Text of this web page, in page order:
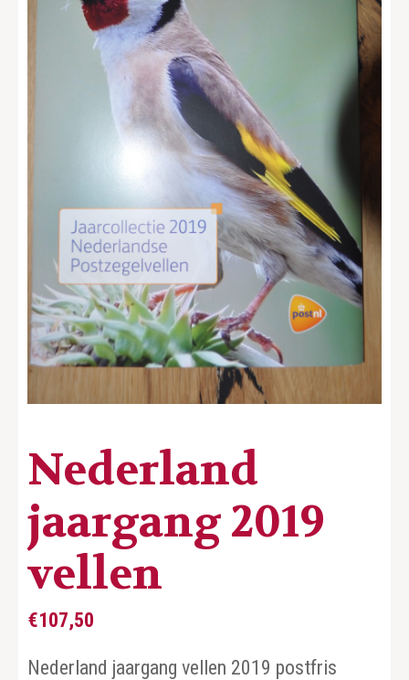
Nederland
jaargang 2019
vellen
€107,50
Nederland jaargang vellen 2019 postfris